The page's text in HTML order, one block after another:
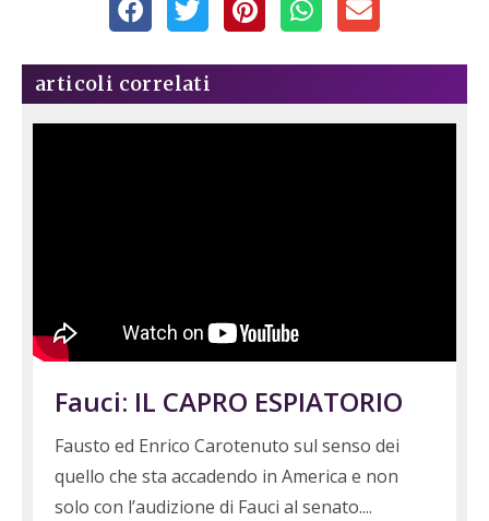
articoli correlati
Fauci: IL CAPRO ESPIATORIO
Fausto ed Enrico Carotenuto sul senso dei
quello che sta accadendo in America e non
solo con l’audizione di Fauci al senato.